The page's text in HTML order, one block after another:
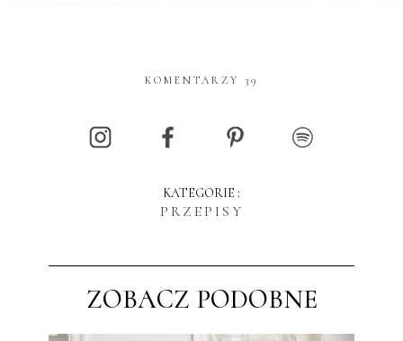
KOMENTARZY 39
KATEGORIE :
PRZEPISY
ZOBACZ PODOBNE